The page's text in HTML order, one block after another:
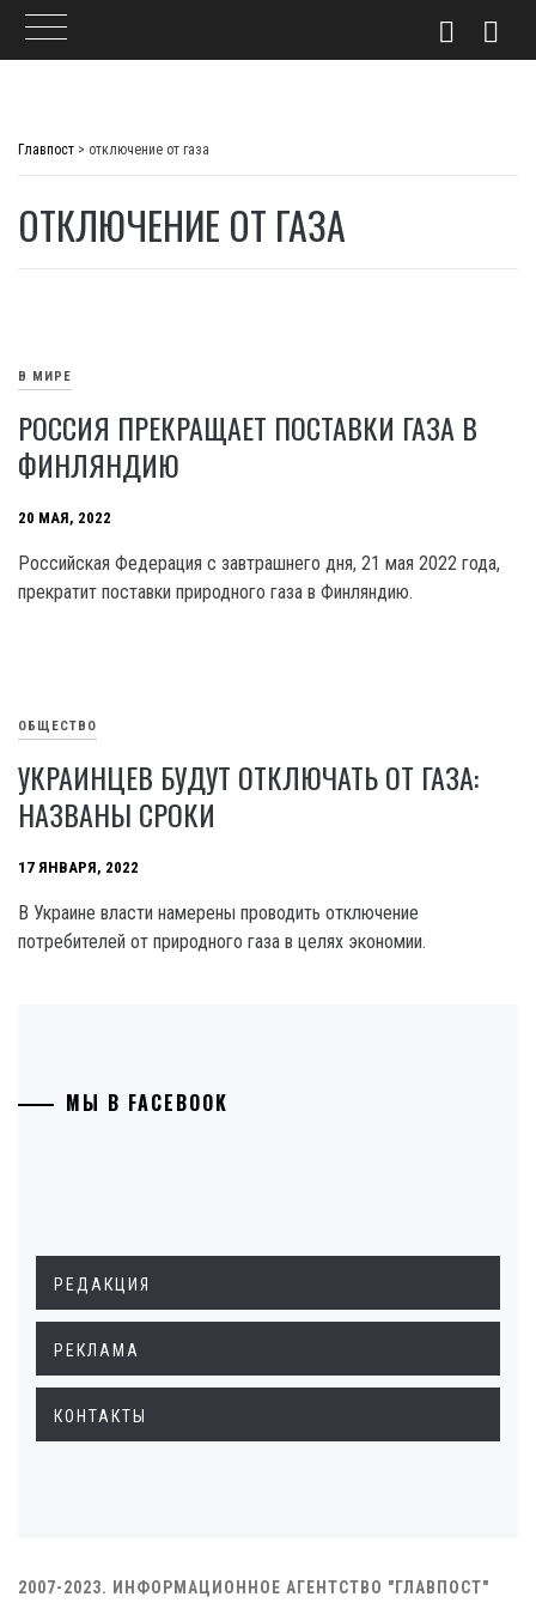
Главпост > отключение от газа
ОТКЛЮЧЕНИЕ ОТ ГАЗА
В МИРЕ
РОССИЯ ПРЕКРАЩАЕТ ПОСТАВКИ ГАЗА В
ФИНЛЯНДИЮ
20 МАЯ, 2022
Российская Федерация с завтрашнего дня, 21 мая 2022 года,
прекратит поставки природного газа в Финляндию.
ОБЩЕСТВО
УКРАИНЦЕВ БУДУТ ОТКЛЮЧАТЬ ОТ ГАЗА:
НАЗВАНЫ СРОКИ
17 ЯНВАРЯ, 2022
В Украине власти намерены проводить отключение
потребителей от природного газа в целях экономии.
МЫ В FACEBOOK
РЕДАКЦИЯ
РЕКЛАМА
КОНТАКТЫ
2007-2023. ИНФОРМАЦИОННОЕ АГЕНТСТВО "ГЛАВПОСТ"